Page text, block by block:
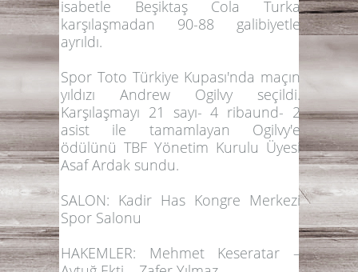
isabetle Beşiktaş Cola Turka
karşılaşmadan 90-88 galibiyetle
ayrıldı.
Spor Toto Türkiye Kupası'nda maçın
yıldızı Andrew Ogilvy seçildi.
Karşılaşmayı 21 sayı- 4 ribaund- 2
asist ile tamamlayan Ogilvy'e
ödülünü TBF Yönetim Kurulu Üyesi
Asaf Ardak sundu.
SALON: Kadir Has Kongre Merkezi
Spor Salonu
HAKEMLER: Mehmet Keseratar –